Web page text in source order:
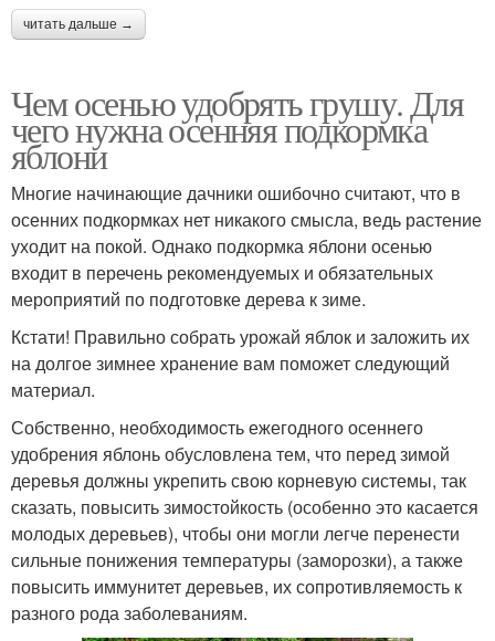
читать дальше →
Чем осенью удобрять грушу. Для
чего нужна осенняя подкормка
яблони
Многие начинающие дачники ошибочно считают, что в
осенних подкормках нет никакого смысла, ведь растение
уходит на покой. Однако подкормка яблони осенью
входит в перечень рекомендуемых и обязательных
мероприятий по подготовке дерева к зиме.
Кстати! Правильно собрать урожай яблок и заложить их
на долгое зимнее хранение вам поможет следующий
материал.
Собственно, необходимость ежегодного осеннего
удобрения яблонь обусловлена тем, что перед зимой
деревья должны укрепить свою корневую системы, так
сказать, повысить зимостойкость (особенно это касается
молодых деревьев), чтобы они могли легче перенести
сильные понижения температуры (заморозки), а также
повысить иммунитет деревьев, их сопротивляемость к
разного рода заболеваниям.